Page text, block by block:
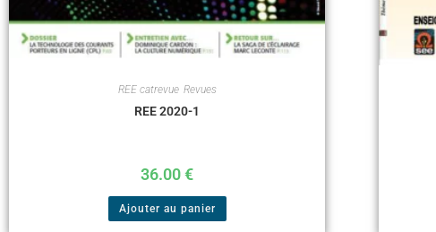
REE catrevue, Revues
REE 2020-1
36.00€
Ajouter au panier